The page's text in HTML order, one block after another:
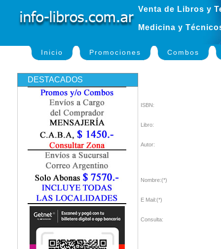
Venta de Libros y
Medicina y
Inicio Promociones Combos
DESTACADOS
ISBN:
Libro:
Autor:
Nombre:(*)
E Mail:(*)
Consulta: